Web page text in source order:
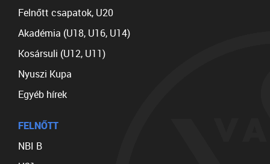
Felnőtt csapatok, U20
Akadémia (U18, U16, U14)
Kosársuli (U12, U11)
Nyuszi Kupa
Egyéb hírek
FELNŐTT
NBI B